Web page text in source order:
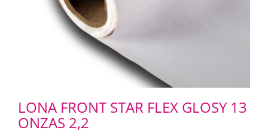
LONA FRONT STAR FLEX GLOSY 13
ONZAS 2,2